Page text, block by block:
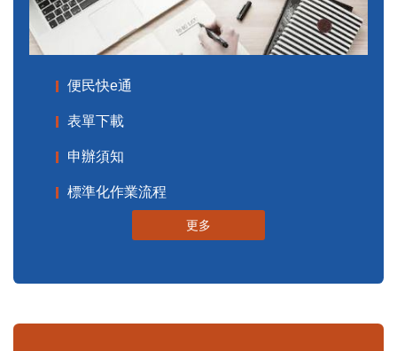
便民快e通
表單下載
申辦須知
標準化作業流程
更多